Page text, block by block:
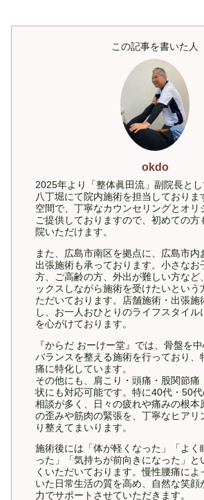
この記事を書いた人
okdo
2025年より「整体眞田流」副院長と
八丁堀にて院内施術を担当しておりま
空間で、丁寧なカウンセリングとオリ
ご提供しておりますので、初めての方
院いただけます。
また、広島市南区を拠点に、広島市内
出張施術も承っております。小さなお
方、ご高齢の方、外出が難しい方など
ックスしながら施術を受けたいという
ただいております。店舗施術・出張施
し、お一人おひとりのライフスタイル
を心がけております。
『からだ おーけー堂』では、骨盤を
バランスを整える施術を行っており、
痛に特化しています。
その他にも、肩こり・頭痛・股関節痛
状にも対応可能です。特に40代・50
相談が多く、日々の疲れや痛みの根本
の歪みや筋肉の緊張を、丁寧なヒアリ
り整えてまいります。
施術後には「体が軽くなった」「よく
った」「気持ちが前向きになった」と
くいただいております。慢性腰痛によ
いた日常生活の質を高め、自然な笑顔
力でサポートさせていただきます。